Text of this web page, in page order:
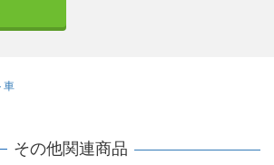
車
その他関連商品